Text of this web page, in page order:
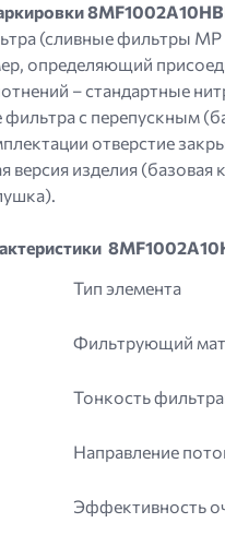
(сливные фильтры
определяющий
– стандартные
с перепускным
отверстие
версия изделия
Тип элемента
Фильтрующий
Тонкость
Направление
Эффективность